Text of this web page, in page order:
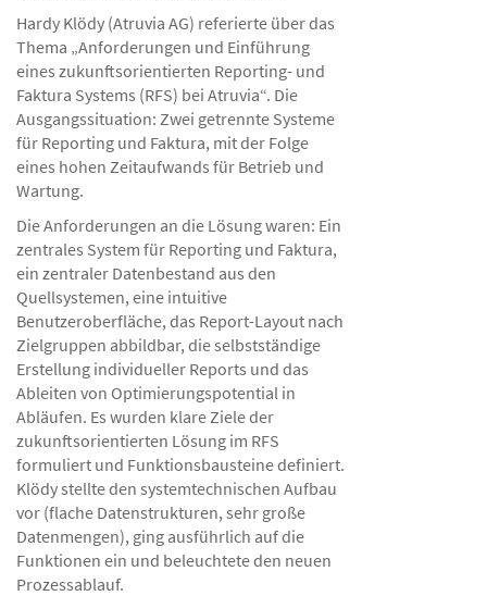
Hardy Klödy (Atruvia AG) referierte über das
Thema „Anforderungen und Einführung
eines zukunftsorientierten Reporting- und
Faktura Systems (RFS) bei Atruvia“. Die
Ausgangssituation: Zwei getrennte Systeme
für Reporting und Faktura, mit der Folge
eines hohen Zeitaufwands für Betrieb und
Wartung.
Die Anforderungen an die Lösung waren: Ein
zentrales System für Reporting und Faktura,
ein zentraler Datenbestand aus den
Quellsystemen, eine intuitive
Benutzeroberfläche, das Report-Layout nach
Zielgruppen abbildbar, die selbstständige
Erstellung individueller Reports und das
Ableiten von Optimierungspotential in
Abläufen. Es wurden klare Ziele der
zukunftsorientierten Lösung im RFS
formuliert und Funktionsbausteine definiert.
Klödy stellte den systemtechnischen Aufbau
vor (flache Datenstrukturen, sehr große
Datenmengen), ging ausführlich auf die
Funktionen ein und beleuchtete den neuen
Prozessablauf.